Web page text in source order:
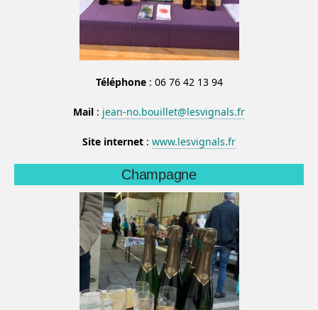
Téléphone: 06 76 42 13 94
Mail : jean-no.bouillet@lesvignals.fr
Site internet : www.lesvignals.fr
Champagne